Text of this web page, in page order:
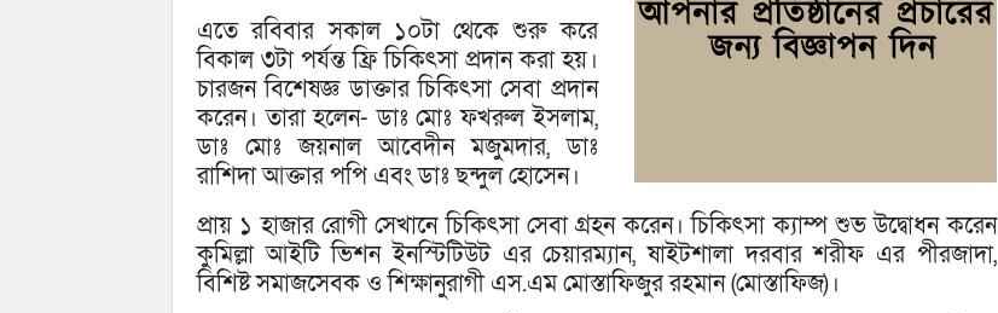
এতে রবিবার সকাল ১০টা থেকে শুরু করে
বিকাল ৩টা পর্যন্ত ফ্রি চিকিৎসা প্রদান করা হয়।
চারজন বিশেষজ্ঞ ডাক্তার চিকিৎসা সেবা প্রদান
করেন। তারা হলেন- ডাঃ মোঃ ফখরুল ইসলাম,
ডাঃ মোঃ জয়নাল আবেদীন মজুমদার, ডাঃ
রাশিদা আক্তার পপি এবং ডাঃ ছন্দুল হোসেন।
প্রায় ১ হাজার রোগী সেখানে চিকিৎসা সেবা গ্রহন করেন। চিকিৎসা ক্যাম্প শুভ উদ্বোধন করেন
কুমিল্লা আইটি ভিশন ইনস্টিটিউট এর চেয়ারম্যান, ষাইটশালা দরবার শরীফ এর পীরজাদা,
বিশিষ্ট সমাজসেবক ও শিক্ষানুরাগী এস.এম মোস্তাফিজুর রহমান (মোস্তাফিজ)।